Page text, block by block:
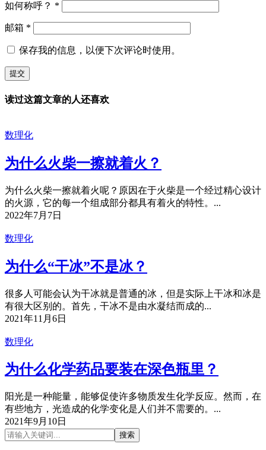
如何称呼？ *
邮箱 *
保存我的信息，以便下次评论时使用。
读过这篇文章的人还喜欢
数理化
为什么火柴一擦就着火？
为什么火柴一擦就着火呢？原因在于火柴是一个经过精心设计
的火源，它的每一个组成部分都具有着火的特性。...
2022年7月7日
数理化
为什么“干冰”不是冰？
很多人可能会认为干冰就是普通的冰，但是实际上干冰和冰是
有很大区别的。首先，干冰不是由水凝结而成的...
2021年11月6日
数理化
为什么化学药品要装在深色瓶里？
阳光是一种能量，能够促使许多物质发生化学反应。然而，在
有些地方，光造成的化学变化是人们并不需要的。...
2021年9月10日
搜索